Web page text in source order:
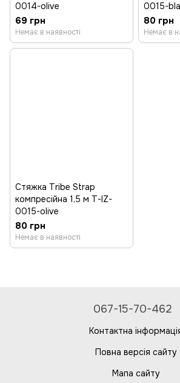
0014-olive
69 грн
Немає в наявності
0015-
80 грн
Немає в
Стяжка Tribe Strap
компресійна 1,5 м T-IZ-
0015-olive
80 грн
Немає в наявності
067-15-70-462
Контактна
Повна версія сайту
Мапа сайту